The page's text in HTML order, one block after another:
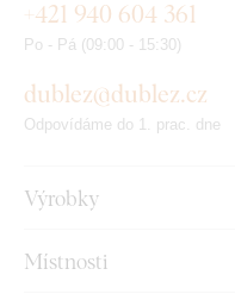
Výrobky
Místnosti
+421 940 604 361
Po - Pá (09:00 - 15:30)
dublez@dublez.cz
Odpovídáme do 1. prac. dne